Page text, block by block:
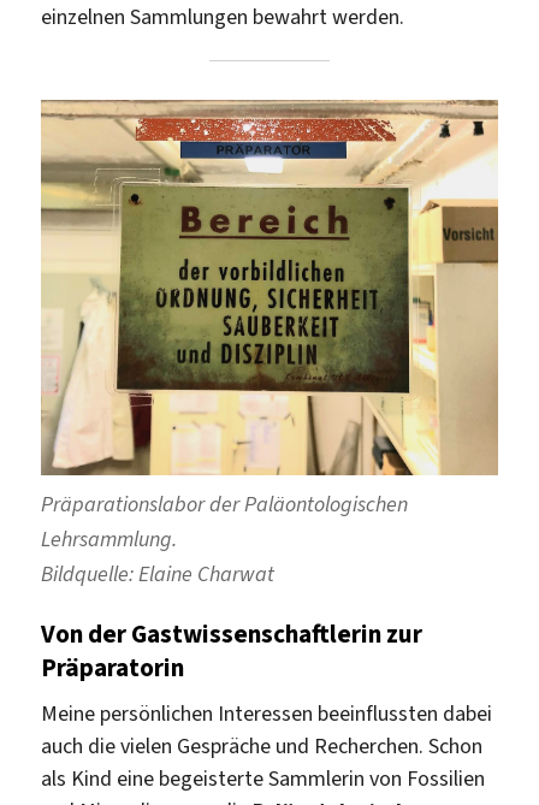
einzelnen Sammlungen bewahrt werden.
Präparationslabor der Paläontologischen
Lehrsammlung.
Bildquelle: Elaine Charwat
Von der Gastwissenschaftlerin zur
Präparatorin
Meine persönlichen Interessen beeinflussten dabei
auch die vielen Gespräche und Recherchen. Schon
als Kind eine begeisterte Sammlerin von Fossilien